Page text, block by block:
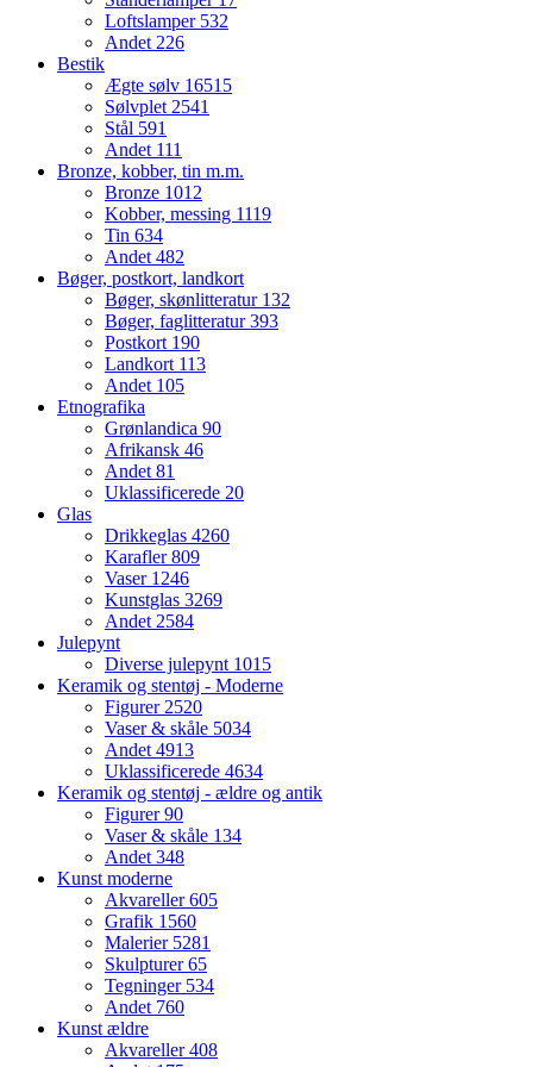
Loftslamper 532
Andet226
Bestik
Ægte sølv 16515
Sølvplet2541
Stål 591
Andet 111
Bronze, kobber, tin m.m.
Bronze 1012
Kobber, messing 1119
Tin 634
Andet482
Bøger, postkort, landkort
Bøger, skønlitteratur 132
Bøger, faglitteratur393
Postkort 190
Landkort 113
Andet 105
Etnografika
Grønlandica 90
Afrikansk 46
Andet81
Uklassificerede 20
Glas
Drikkeglas 4260
Karafler809
Vaser 1246
Kunstglas 3269
Andet2584
Julepynt
Diverse julepynt 1015
Keramik og stentøj - Moderne
Figurer2520
Vaser & skåle 5034
Andet4913
Uklassificerede 4634
Keramik og stentøj - ældre og antik
Figurer90
Vaser & skåle 134
Andet348
Kunst moderne
Akvareller605
Grafik 1560
Malerier 5281
Skulpturer65
Tegninger 534
Andet 760
Kunst ældre
Akvareller408